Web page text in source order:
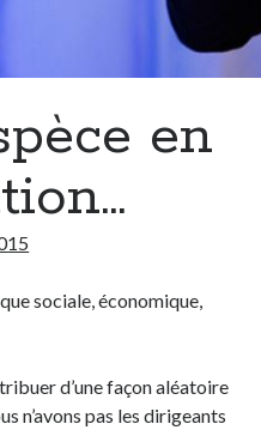
en
sociale, économique,
d’une façon aléatoire
n’avons pas les dirigeants